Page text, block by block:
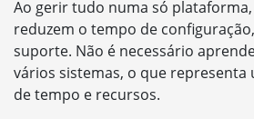
Ao gerir tudo numa só
reduzem o tempo de
suporte. Não é necessário
vários sistemas, o que representa
de tempo e recursos.